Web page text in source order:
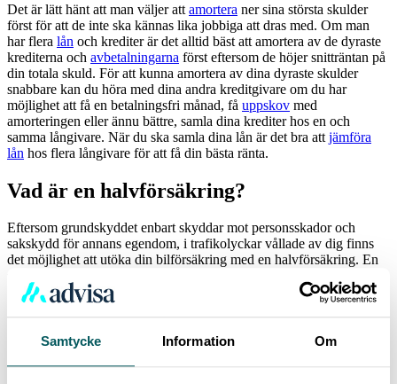
Samtycke Information Om
Det är lätt hänt att man väljer att amortera ner sina största skulder
först för att de inte ska kännas lika jobbiga att dras med. Om man
har flera lån och krediter är det alltid bäst att amortera av de dyraste
krediterna och avbetalningarna först eftersom de höjer snitträntan på
din totala skuld. För att kunna amortera av dina dyraste skulder
snabbare kan du höra med dina andra kreditgivare om du har
möjlighet att få en betalningsfri månad, få uppskov med
amorteringen eller ännu bättre, samla dina krediter hos en och
samma långivare. När du ska samla dina lån är det bra att jämföra
lån hos flera långivare för att få din bästa ränta.
Vad är en halvförsäkring?
Eftersom grundskyddet enbart skyddar mot personsskador och
sakskydd för annans egendom, i trafikolyckar vållade av dig finns
det möjlighet att utöka din bilförsäkring med en halvförsäkring. En
mot:
Brand
Skador på glasrutor – Exempelvis stenskott
Vissa maskin- och elektronikskador